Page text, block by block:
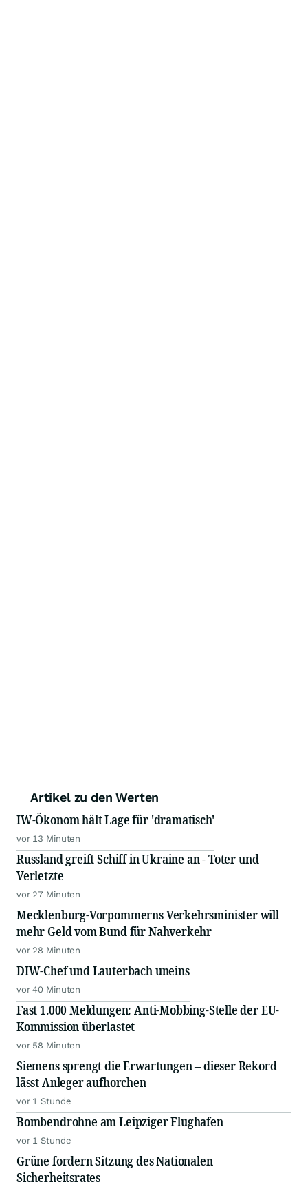
Artikel zu den Werten
IW-Ökonom hält Lage für 'dramatisch'
vor 13 Minuten
Russland greift Schiff in Ukraine an - Toter und
Verletzte
vor 27 Minuten
Mecklenburg-Vorpommerns Verkehrsminister will
mehr Geld vom Bund für Nahverkehr
vor 28 Minuten
DIW-Chef und Lauterbach uneins
vor 40 Minuten
Fast 1.000 Meldungen: Anti-Mobbing-Stelle der EU-
Kommission überlastet
vor 58 Minuten
Siemens sprengt die Erwartungen – dieser Rekord
lässt Anleger aufhorchen
vor 1 Stunde
Bombendrohne am Leipziger Flughafen
vor 1 Stunde
Grüne fordern Sitzung des Nationalen
Sicherheitsrates